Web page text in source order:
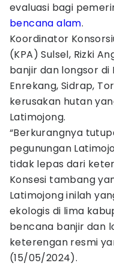
evaluasi bagi
bencana alam.
Koordinator
(KPA) Sulsel, Rizki
banjir dan longsor di
Enrekang, Sidrap,
kerusakan hutan
Latimojong.
“Berkurangnya
pegunungan
tidak lepas dari
Konsesi tambang
Latimojong inilah
ekologis di lima
bencana banjir dan
keterengan resmi
(15/05/2024).